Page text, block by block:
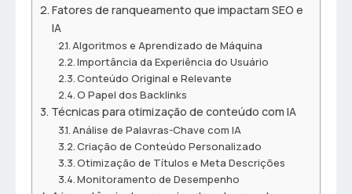
Fatores de ranqueamento que impactam SEO e
IA
Algoritmos e Aprendizado de Máquina
Importância da Experiência do Usuário
Conteúdo Original e Relevante
O Papel dos Backlinks
Técnicas para otimização de conteúdo com IA
Análise de Palavras-Chave com IA
Criação de Conteúdo Personalizado
Otimização de Títulos e Meta Descrições
Monitoramento de Desempenho